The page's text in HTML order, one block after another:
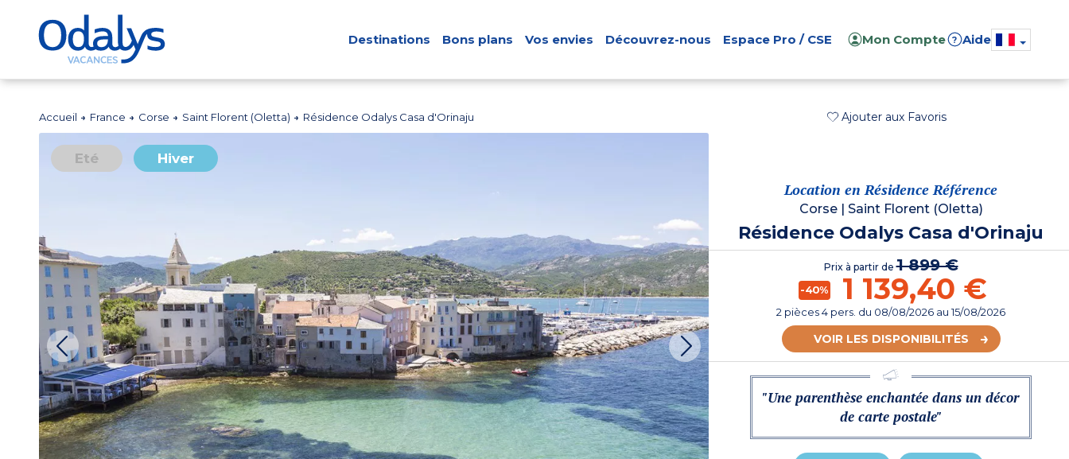
Destinations Bons plans Vos envies Découvrez-nous Espace Pro / CSE Mon Compte ? Aide
Accueil France Corse Saint Florent (Oletta) Résidence Odalys Casa d'Orinaju Ajouter aux Favoris
Eté Hiver
Location en Résidence Référence
Corse| Saint Florent (Oletta)
Résidence Odalys Casa d'Orinaju
Prix à partir de1 899 €
-40% 1 139,40 €
2 pièces 4 pers. du 08/08/2026 au 15/08/2026
VOIR LES DISPONIBILITÉS
"Une parenthèse enchantée dans un décor
de carte postale"